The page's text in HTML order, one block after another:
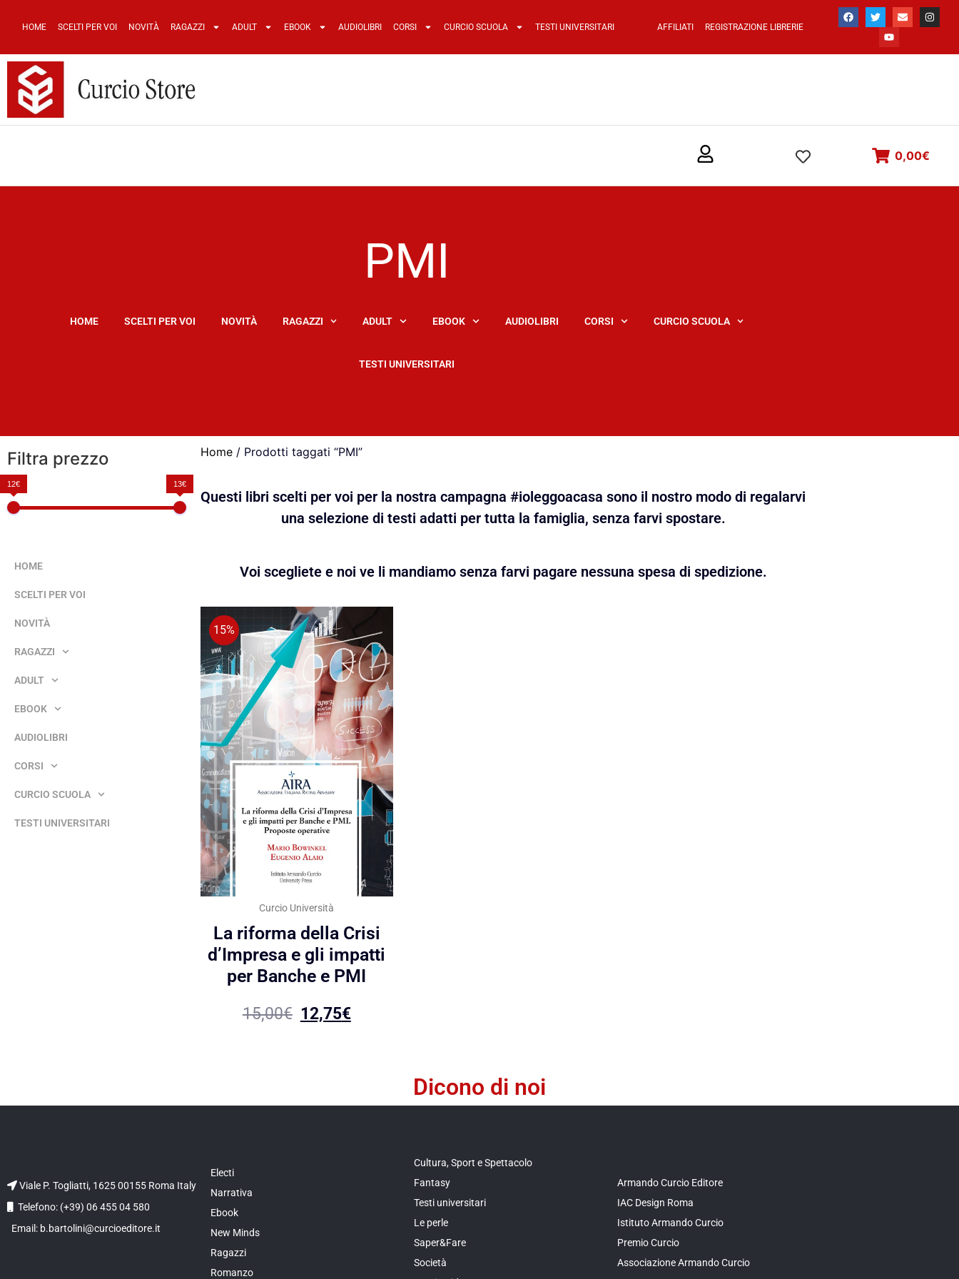
HOME SCELTI PER VOI NOVITÀ RAGAZZI ADULT EBOOK AUDIOLIBRI CORSI CURCIO SCUOLA TESTI UNIVERSITARI AFFILIATI REGISTRAZIONE LIBRERIE
0,00€
PMI
HOME SCELTI PER VOI NOVITÀ RAGAZZI ADULT EBOOK AUDIOLIBRI CORSI CURCIO SCUOLA
TESTI UNIVERSITARI
Filtra prezzo
12€ 13€
HOME
SCELTI PER VOI
NOVITÀ
RAGAZZI
ADULT
EBOOK
AUDIOLIBRI
CORSI
CURCIO SCUOLA
TESTI UNIVERSITARI
Home / Prodotti taggati “PMI”
Questi libri scelti per voi per la nostra campagna #ioleggoacasa sono il nostro modo di regalarvi
una selezione di testi adatti per tutta la famiglia, senza farvi spostare.
Voi scegliete e noi ve li mandiamo senza farvi pagare nessuna spesa di spedizione.
15%
Curcio Università
La riforma della Crisi
d’Impresa e gli impatti
per Banche e PMI
15,00€ 12,75€
Dicono di noi
Viale P. Togliatti, 1625 00155 Roma Italy
Telefono: (+39) 06 455 04 580
Email: b.bartolini@curcioeditore.it
Electi
Narrativa
Ebook
New Minds
Ragazzi
Romanzo
Cultura, Sport e Spettacolo
Fantasy
Testi universitari
Le perle
Saper&Fare
Società
Armando Curcio Editore
IAC Design Roma
Istituto Armando Curcio
Premio Curcio
Associazione Armando Curcio